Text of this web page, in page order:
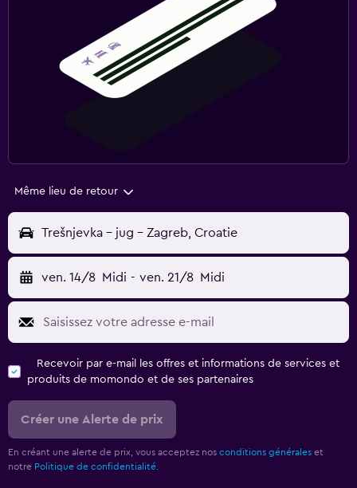
Même lieu de retour
Trešnjevka – jug - Zagreb, Croatie
ven. 14/8 Midi - ven. 21/8 Midi
Recevoir par e-mail les offres et informations de services et
produits de momondo et de ses partenaires
Créer une Alerte de prix
En créant une alerte de prix, vous acceptez nos conditions générales et
notre Politique de confidentialité.